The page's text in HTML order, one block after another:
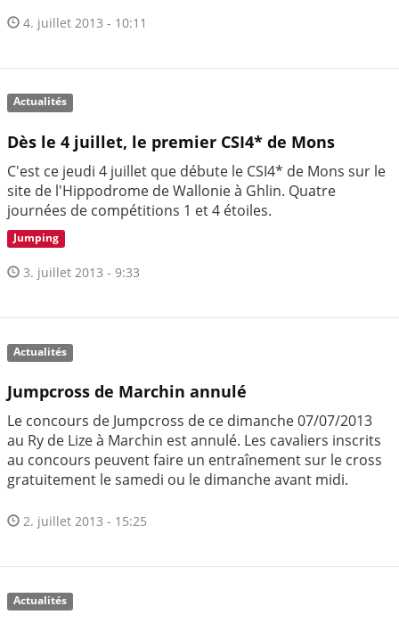
4. juillet 2013 - 10:11
Actualités
Dès le 4 juillet, le premier CSI4* de Mons
C'est ce jeudi 4 juillet que débute le CSI4* de Mons sur le
site de l'Hippodrome de Wallonie à Ghlin. Quatre
journées de compétitions 1 et 4 étoiles.
Jumping
3. juillet 2013 - 9:33
Actualités
Jumpcross de Marchin annulé
Le concours de Jumpcross de ce dimanche 07/07/2013
au Ry de Lize à Marchin est annulé. Les cavaliers inscrits
au concours peuvent faire un entraînement sur le cross
gratuitement le samedi ou le dimanche avant midi.
2. juillet 2013 - 15:25
Actualités